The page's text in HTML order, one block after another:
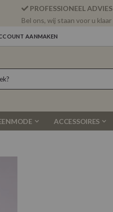
PROFESSIONEEL ADVIES
Bel ons, wij staan voor u klaar
AANMAKEN
ACCESSOIRES